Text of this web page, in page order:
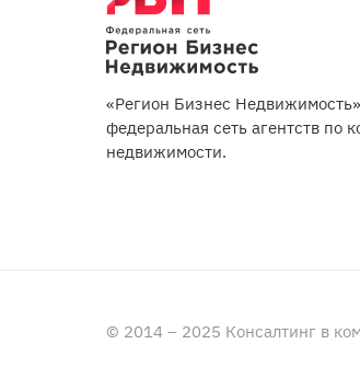
«Регион Бизнес
федеральная сеть агентств по
недвижимости.
© 2014 – 2025 Консалтинг в